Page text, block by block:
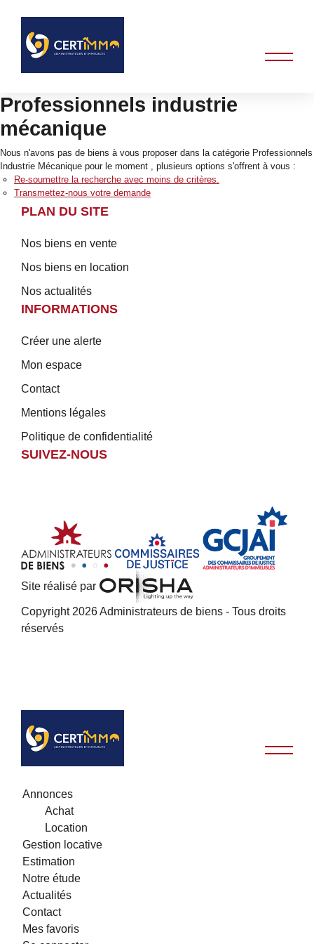
Professionnels industrie
mécanique
Nous n'avons pas de biens à vous proposer dans la catégorie Professionnels
Industrie Mécanique pour le moment , plusieurs options s'offrent à vous :
Re-soumettre la recherche avec moins de critères.
Transmettez-nous votre demande
PLAN DU SITE
Nos biens en vente
Nos biens en location
Nos actualités
INFORMATIONS
Créer une alerte
Mon espace
Contact
Mentions légales
Politique de confidentialité
SUIVEZ-NOUS
Site réalisé par
Copyright 2026 Administrateurs de biens - Tous droits
réservés
Annonces
Achat
Location
Gestion locative
Estimation
Notre étude
Actualités
Contact
Mes favoris